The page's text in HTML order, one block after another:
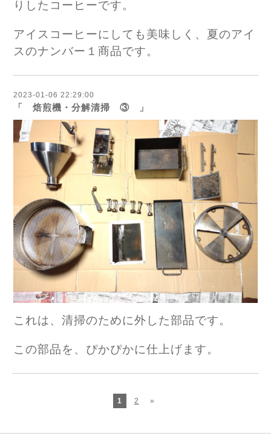
りしたコーヒーです。
アイスコーヒーにしても美味しく、夏のアイ
スのナンバー１商品です。
2023-01-06 22:29:00
「 焙煎機・分解清掃 ③ 」
これは、清掃のために外した部品です。
この部品を、ぴかぴかに仕上げます。
1 2 »